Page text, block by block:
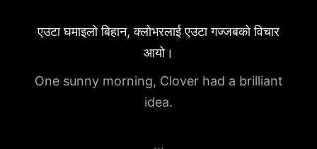
एउटा घमाइलो बिहान, क्लोभरलाई एउटा गज्जबको विचार
आयो।
One sunny morning, Clover had a brilliant
idea.
...